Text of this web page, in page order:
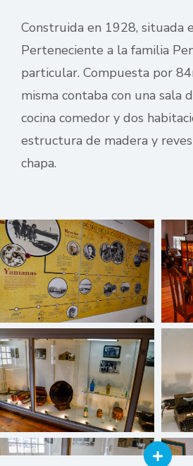
Construida en 1928, situada
Perteneciente a la familia
particular. Compuesta por
misma contaba con una sala
cocina comedor y dos
estructura de madera y
chapa.